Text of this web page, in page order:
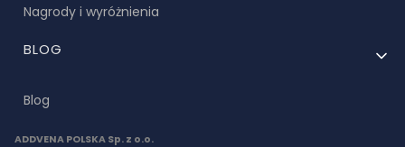
Nagrody i wyróżnienia
BLOG
Blog
ADDVENA POLSKA Sp. z o.o.